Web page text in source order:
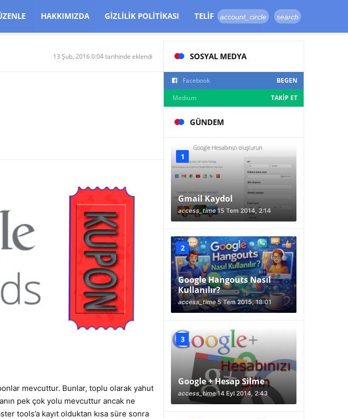
HAKKIMIZDA GIZLILIK POLITIKASI TELIF account_circle search
13 Şub, 2016 0:04 tarihinde eklendi
mevcuttur. Bunlar, toplu olarak yahut
pek çok yolu mevcuttur ancak ne
tools’a kayıt olduktan kısa süre sonra
SOSYAL MEDYA
Facebook
BEGEN
Medium
TAKIP ET
GÜNDEM
Gmail Kaydol
access_time 15 Tem 2014, 2:14
Google Hangouts Nasıl
Kullanılır?
access_time5 Tem 2015, 18:01
Google + Hesap Silme
access_time14 Eyl 2014, 2:43